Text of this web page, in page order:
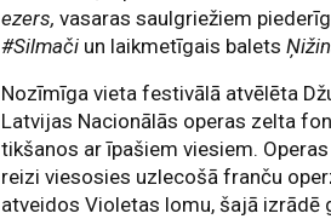
ezers, vasaras saulgriežiem
#Silmači un laikmetīgais balets
Nozīmīga vieta festivālā atvēlēta
Latvijas Nacionālās operas zelta
tikšanos ar īpašiem viesiem. Operas
reizi viesosies uzlecošā franču
atveidos Violetas lomu, šajā izrādē